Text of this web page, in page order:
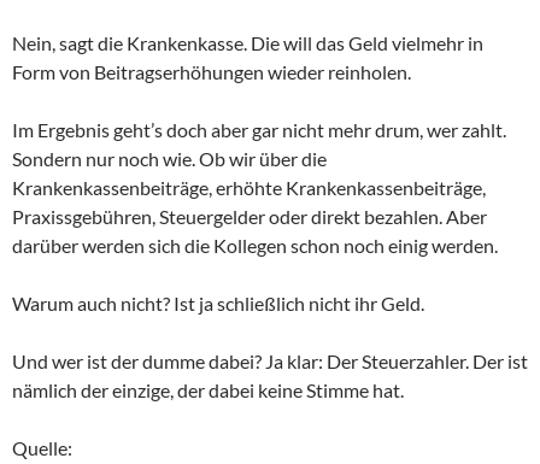
Nein, sagt die Krankenkasse. Die will das Geld vielmehr in
Form von Beitragserhöhungen wieder reinholen.
Im Ergebnis geht’s doch aber gar nicht mehr drum, wer zahlt.
Sondern nur noch wie. Ob wir über die
Krankenkassenbeiträge, erhöhte Krankenkassenbeiträge,
Praxissgebühren, Steuergelder oder direkt bezahlen. Aber
darüber werden sich die Kollegen schon noch einig werden.
Warum auch nicht? Ist ja schließlich nicht ihr Geld.
Und wer ist der dumme dabei? Ja klar: Der Steuerzahler. Der ist
nämlich der einzige, der dabei keine Stimme hat.
Quelle: